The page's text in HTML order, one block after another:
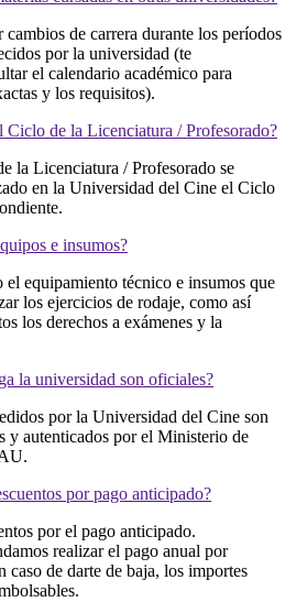
cambios de carrera durante los períodos
por la universidad (te
el calendario académico para
y los requisitos).
Ciclo de la Licenciatura / Profesorado?
la Licenciatura / Profesorado se
en la Universidad del Cine el Ciclo
e insumos?
el equipamiento técnico e insumos que
los ejercicios de rodaje, como así
los derechos a exámenes y la
la universidad son oficiales?
por la Universidad del Cine son
y autenticados por el Ministerio de
por pago anticipado?
por el pago anticipado.
realizar el pago anual por
caso de darte de baja, los importes